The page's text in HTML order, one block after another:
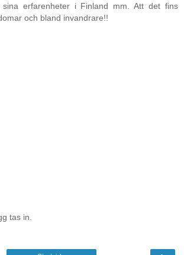
sina erfarenheter i Finland mm. Att det fins
och bland invandrare!!
tas in.